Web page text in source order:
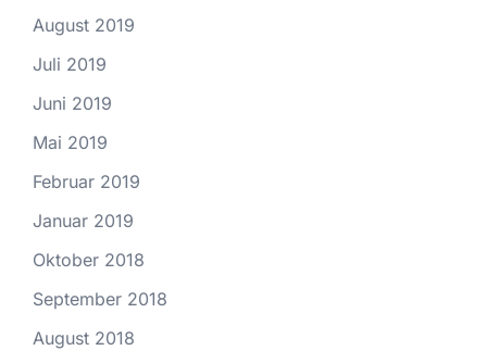
August 2019
Juli 2019
Juni 2019
Mai 2019
Februar 2019
Januar 2019
Oktober 2018
September 2018
August 2018